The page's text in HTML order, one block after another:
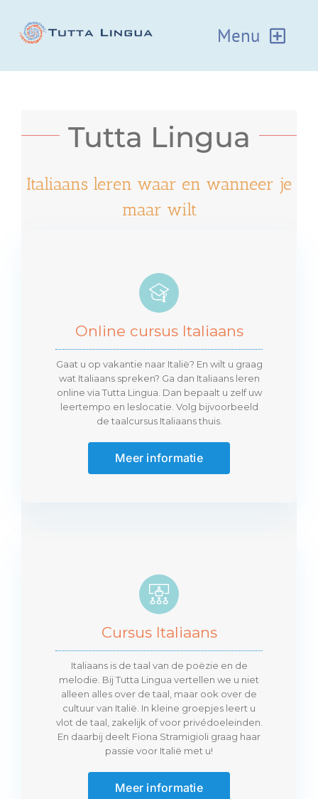
inhoud
Menu
Italiaans leren online
Groepslessen Italiaans
Tutta Lingua
Italiaans leren waar en wanneer je
maar wilt
Online cursus Italiaans
Gaat u op vakantie naar Italië? En wilt u graag
wat Italiaans spreken? Ga dan Italiaans leren
online via Tutta Lingua. Dan bepaalt u zelf uw
leertempo en leslocatie. Volg bijvoorbeeld
de taalcursus Italiaans thuis.
Meer informatie
Cursus Italiaans
Italiaans is de taal van de poëzie en de
melodie. Bij Tutta Lingua vertellen we u niet
alleen alles over de taal, maar ook over de
cultuur van Italië. In kleine groepjes leert u
vlot de taal, zakelijk of voor privédoeleinden.
En daarbij deelt Fiona Stramigioli graag haar
passie voor Italië met u!
Meer informatie